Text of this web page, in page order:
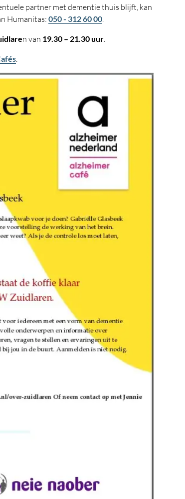
partner met dementie thuis blijft, kan
Humanitas: 050 - 312 60 00
n van 19.30 – 21.30 uur